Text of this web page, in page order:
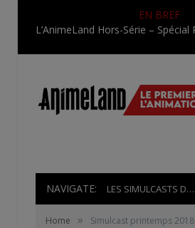
EN BREF
NAVIGATE: LES SIMULCASTS DU PRINTEMPS 2018
Home » Simulcast printemps 2018